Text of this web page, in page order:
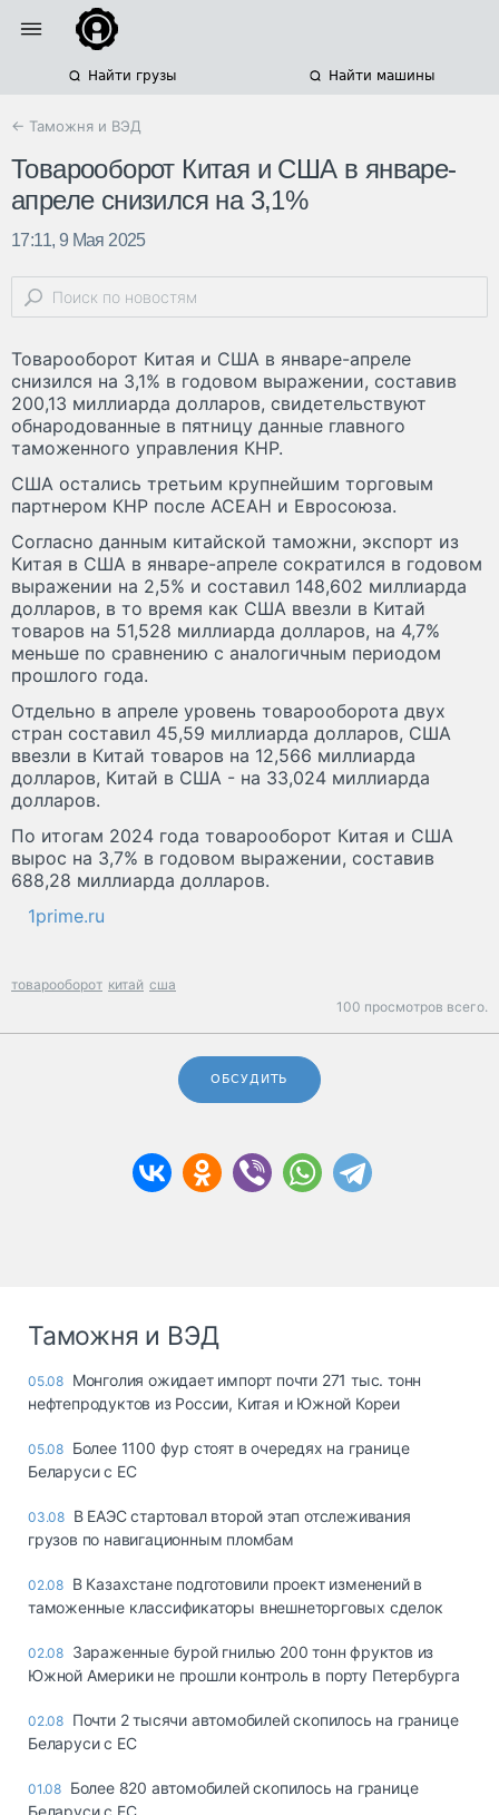
Найти грузы Найти машины
← Таможня и ВЭД
Товарооборот Китая и США в январе-
апреле снизился на 3,1%
17:11, 9 Мая 2025
Товарооборот Китая и CША в январе-апреле
снизился на 3,1% в годовом выражении, составив
200,13 миллиарда долларов, свидетельствуют
обнародованные в пятницу данные главного
таможенного управления КНР.
США остались третьим крупнейшим торговым
партнером КНР после АСЕАН и Евросоюза.
Согласно данным китайской таможни, экспорт из
Китая в США в январе-апреле сократился в годовом
выражении на 2,5% и составил 148,602 миллиарда
долларов, в то время как США ввезли в Китай
товаров на 51,528 миллиарда долларов, на 4,7%
меньше по сравнению с аналогичным периодом
прошлого года.
Отдельно в апреле уровень товарооборота двух
стран составил 45,59 миллиарда долларов, США
ввезли в Китай товаров на 12,566 миллиарда
долларов, Китай в США - на 33,024 миллиарда
долларов.
По итогам 2024 года товарооборот Китая и CША
вырос на 3,7% в годовом выражении, составив
688,28 миллиарда долларов.
1prime.ru
товарооборот китай сша
100 просмотров всего.
ОБСУДИТЬ
Таможня и ВЭД
05.08 Монголия ожидает импорт почти 271 тыс. тонн
нефтепродуктов из России, Китая и Южной Кореи
05.08 Более 1100 фур стоят в очередях на границе
Беларуси с ЕС
03.08 В ЕАЭС стартовал второй этап отслеживания
грузов по навигационным пломбам
02.08 В Казахстане подготовили проект изменений в
таможенные классификаторы внешнеторговых сделок
02.08 Зараженные бурой гнилью 200 тонн фруктов из
Южной Америки не прошли контроль в порту Петербурга
02.08 Почти 2 тысячи автомобилей скопилось на границе
Беларуси с ЕС
01.08 Более 820 автомобилей скопилось на границе
Беларуси с ЕС